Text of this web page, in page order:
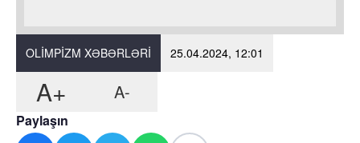
OLIMPIZM XƏBƏRLƏRI 25.04.2024, 12:01
A+ A-
Paylaşın